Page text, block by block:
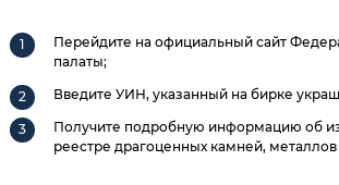
Перейдите на официальный сайт
палаты;
Введите УИН, указанный на бирке
Получите подробную информацию об
реестре драгоценных камней,